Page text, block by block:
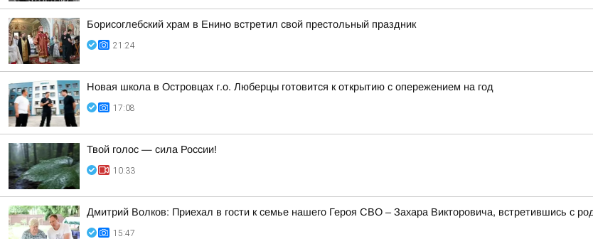
Борисоглебский храм в Енино встретил свой престольный праздник
21:24
Новая школа в Островцах г.о. Люберцы готовится к открытию с опережением на год
17:08
Твой голос — сила России!
10:33
Дмитрий Волков: Приехал в гости к семье нашего Героя СВО – Захара Викторовича, встретившись с
15:47